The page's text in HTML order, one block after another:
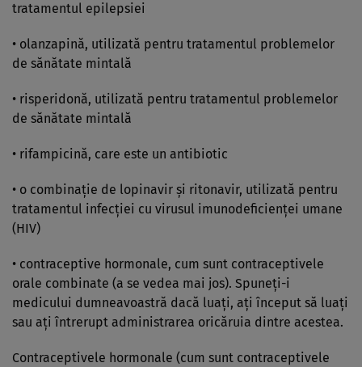
tratamentul epilepsiei
• olanzapină, utilizată pentru tratamentul problemelor
de sănătate mintală
• risperidonă, utilizată pentru tratamentul problemelor
de sănătate mintală
• rifampicină, care este un antibiotic
• o combinaţie de lopinavir şi ritonavir, utilizată pentru
tratamentul infecţiei cu virusul imunodeficienţei umane
(HIV)
• contraceptive hormonale, cum sunt contraceptivele
orale combinate (a se vedea mai jos). Spuneţi-i
medicului dumneavoastră dacă luaţi, aţi început să luaţi
sau aţi întrerupt administrarea oricăruia dintre acestea.
Contraceptivele hormonale (cum sunt contraceptivele